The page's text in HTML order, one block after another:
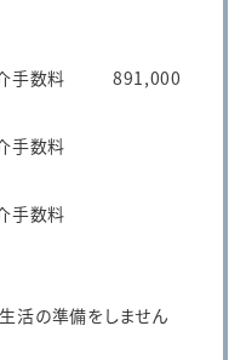
介手数料 891,000
介手数料
介手数料
活の準備をしません